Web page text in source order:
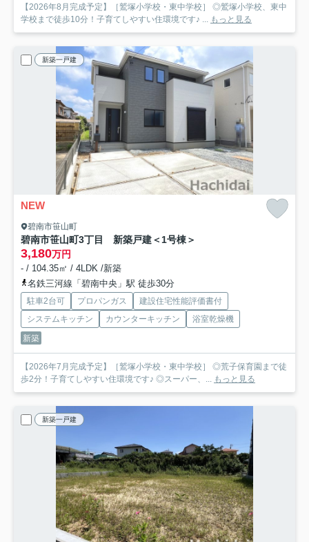
【2026年8月完成予定】［鷲塚小学校・東中学校］ ◎鷲塚小学校、東中
学校まで徒歩10分！子育てしやすい住環境です♪ ...
もっと見る
新築一戸建
NEW
碧南市笹山町
碧南市笹山町3丁目 新築戸建＜1号棟＞
3,180万円
- / 104.35㎡ / 4LDK /新築
名鉄三河線「碧南中央」駅 徒歩30分
駐車2台可 プロパンガス
建設住宅性能評価書付
システムキッチン
カウンターキッチン
浴室乾燥機
新築
【2026年7月完成予定】［鷲塚小学校・東中学校］ ◎荒子保育園まで徒
歩2分！子育てしやすい住環境です♪ ◎スーパー、...
もっと見る
新築一戸建